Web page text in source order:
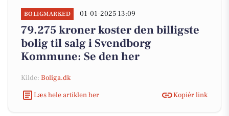
BOLIGMARKED 01-01-2025 13:09
79.275 kroner koster den billigste
bolig til salg i Svendborg
Kommune: Se den her
Kilde: Boliga.dk
Læs hele artiklen her
Kopiér link